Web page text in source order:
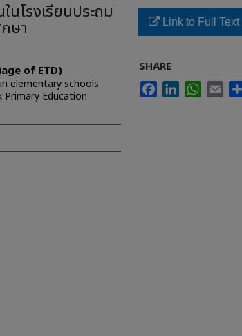
โรงเรียนประถม
ษา
of ETD)
elementary schools
Education
Link to Full Text
SHARE
FacebookLinkedInWhatsApp
Email